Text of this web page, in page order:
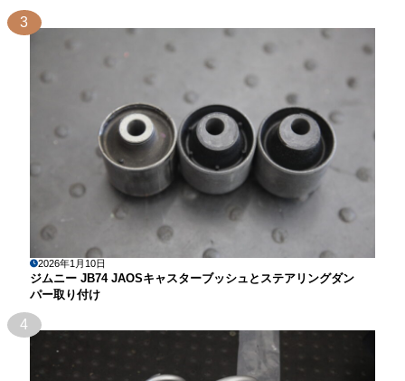
3
2026年1月10日
ジムニー JB74 JAOSキャスターブッシュとステアリングダン
パー取り付け
4